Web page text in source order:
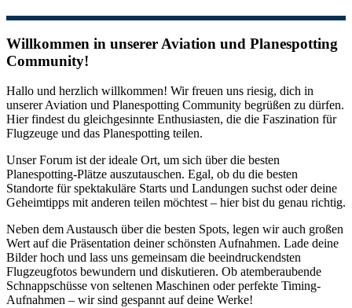
Willkommen in unserer Aviation und Planespotting
Community!
Hallo und herzlich willkommen! Wir freuen uns riesig, dich in
unserer Aviation und Planespotting Community begrüßen zu dürfen.
Hier findest du gleichgesinnte Enthusiasten, die die Faszination für
Flugzeuge und das Planespotting teilen.
Unser Forum ist der ideale Ort, um sich über die besten
Planespotting-Plätze auszutauschen. Egal, ob du die besten
Standorte für spektakuläre Starts und Landungen suchst oder deine
Geheimtipps mit anderen teilen möchtest – hier bist du genau richtig.
Neben dem Austausch über die besten Spots, legen wir auch großen
Wert auf die Präsentation deiner schönsten Aufnahmen. Lade deine
Bilder hoch und lass uns gemeinsam die beeindruckendsten
Flugzeugfotos bewundern und diskutieren. Ob atemberaubende
Schnappschüsse von seltenen Maschinen oder perfekte Timing-
Aufnahmen – wir sind gespannt auf deine Werke!